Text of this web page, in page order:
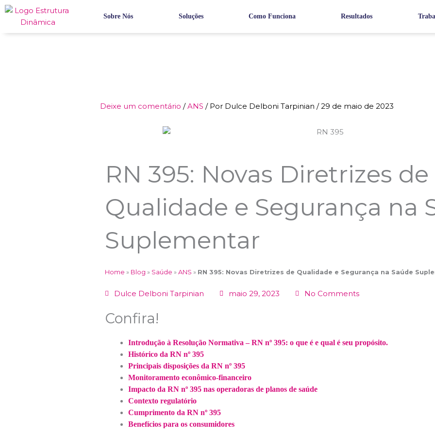
Sobre Nós Soluções Como Funciona Resultados
Deixe um comentário /ANS / Por Dulce Delboni Tarpinian/29 de maio de 2023
RN 395: Novas Diretrizes de
Qualidade e Segurança na
Suplementar
Home » Blog » Saúde »ANS » RN 395: Novas Diretrizes de Qualidade e Segurança na Saúde
Dulce Delboni Tarpinian maio 29, 2023 No Comments
Confira!
Introdução à Resolução Normativa – RN nº 395: o que é e qual é seu propósito.
Histórico da RN nº 395
Principais disposições da RN nº 395
Monitoramento econômico-financeiro
Impacto da RN nº 395 nas operadoras de planos de saúde
Contexto regulatório
Cumprimento da RN nº 395
Benefícios para os consumidores